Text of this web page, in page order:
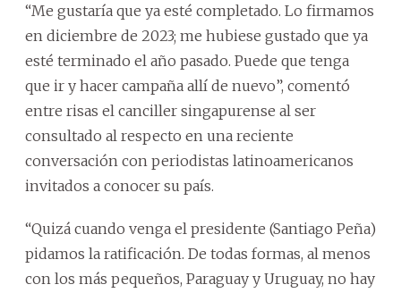
“Me gustaría que ya esté completado. Lo firmamos
en diciembre de 2023; me hubiese gustado que ya
esté terminado el año pasado. Puede que tenga
que ir y hacer campaña allí de nuevo”, comentó
entre risas el canciller singapurense al ser
consultado al respecto en una reciente
conversación con periodistas latinoamericanos
invitados a conocer su país.
“Quizá cuando venga el presidente (Santiago Peña)
pidamos la ratificación. De todas formas, al menos
con los más pequeños, Paraguay y Uruguay, no hay